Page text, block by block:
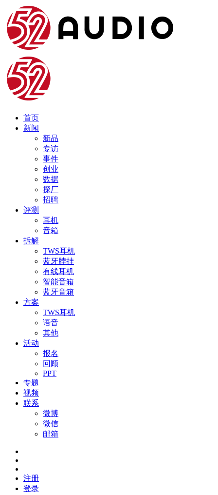
首页
新闻
新品
专访
事件
创业
数据
探厂
招聘
评测
耳机
音箱
拆解
TWS耳机
蓝牙脖挂
有线耳机
智能音箱
蓝牙音箱
方案
TWS耳机
语音
其他
活动
报名
回顾
PPT
专题
视频
联系
微博
微信
邮箱
注册
登录